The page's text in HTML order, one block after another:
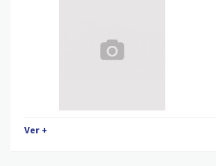
Ver +